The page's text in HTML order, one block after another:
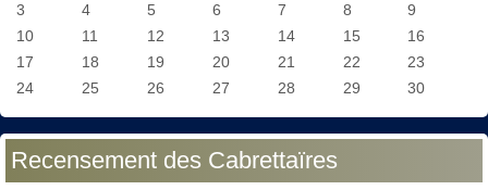
3
4 5 6 7 8
9
10
11 12 13 14 15
16
17
18 19 20 21 22
23
24
25 26 27 28 29 30
Recensement des Cabrettaïres